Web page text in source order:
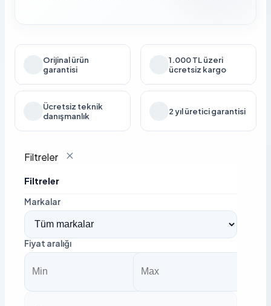
Orijinal ürün
garantisi
1.000 TL üzeri
ücretsiz kargo
Ücretsiz teknik
danışmanlık
2 yıl üretici garantisi
Filtreler
Filtreler
Markalar
Fiyat aralığı